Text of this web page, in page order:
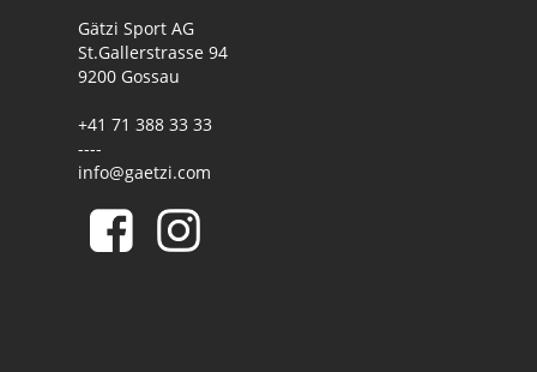
Gätzi Sport AG
St.Gallerstrasse 94
9200 Gossau
+41 71 388 33 33
----
info@gaetzi.com